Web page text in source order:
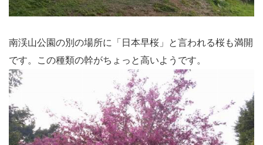
南渓山公園の別の場所に「日本早桜」と言われる桜も満開
です。この種類の幹がちょっと高いようです。